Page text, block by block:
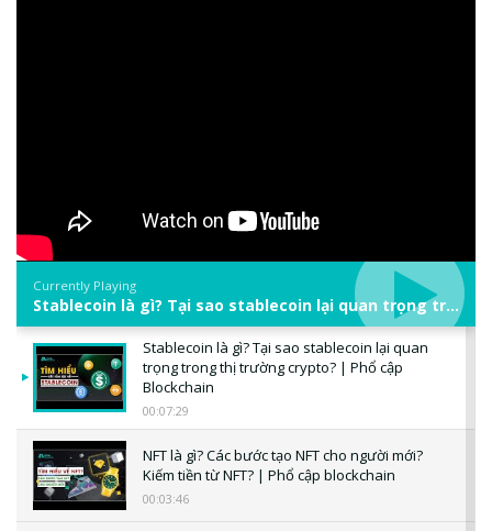
Currently Playing
Stablecoin là gì? Tại sao stablecoin lại quan trọng trong thị trường crypto? | Phổ cập Blockchain
Stablecoin là gì? Tại sao stablecoin lại quan
trọng trong thị trường crypto? | Phổ cập
Blockchain
00:07:29
NFT là gì? Các bước tạo NFT cho người mới?
Kiếm tiền từ NFT? | Phổ cập blockchain
00:03:46